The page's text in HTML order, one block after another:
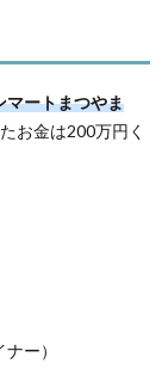
マートまつやま
お金は200万円く
ー）